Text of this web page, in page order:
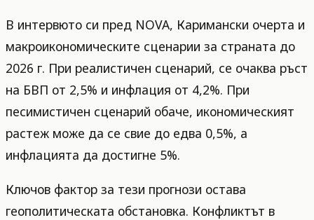
В интервюто си пред NOVA, Каримански очерта и
макроикономическите сценарии за страната до
2026 г. При реалистичен сценарий, се очаква ръст
на БВП от 2,5% и инфлация от 4,2%. При
песимистичен сценарий обаче, икономическият
растеж може да се свие до едва 0,5%, а
инфлацията да достигне 5%.
Ключов фактор за тези прогнози остава
геополитическата обстановка. Конфликтът в